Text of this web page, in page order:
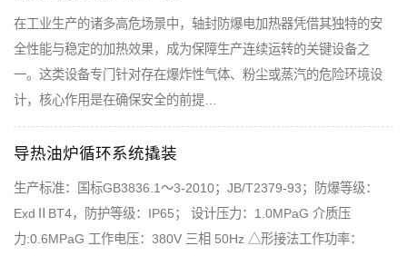
在工业生产的诸多高危场景中，轴封防爆电加热器凭借其独特的安
全性能与稳定的加热效果，成为保障生产连续运转的关键设备之
一。这类设备专门针对存在爆炸性气体、粉尘或蒸汽的危险环境设
计，核心作用是在确保安全的前提…
导热油炉循环系统撬装
生产标准：国标GB3836.1～3-2010；JB/T2379-93；防爆等级：
ExdⅡBT4，防护等级：IP65； 设计压力：1.0MPaG 介质压
力:0.6MPaG 工作电压：380V 三相 50Hz △形接法工作功率：